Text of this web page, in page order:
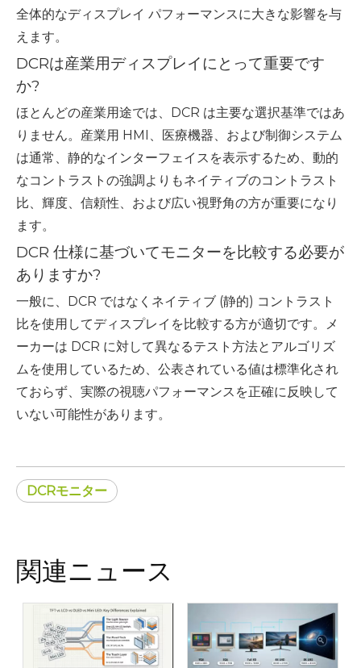
全体的なディスプレイ パフォーマンスに大きな影響を与
えます。
DCRは産業用ディスプレイにとって重要です
か?
ほとんどの産業用途では、DCR は主要な選択基準ではあ
りません。産業用 HMI、医療機器、および制御システム
は通常、静的なインターフェイスを表示するため、動的
なコントラストの強調よりもネイティブのコントラスト
比、輝度、信頼性、および広い視野角の方が重要になり
ます。
DCR 仕様に基づいてモニターを比較する必要が
ありますか?
一般に、DCR ではなくネイティブ (静的) コントラスト
比を使用してディスプレイを比較する方が適切です。メ
ーカーは DCR に対して異なるテスト方法とアルゴリズ
ムを使用しているため、公表されている値は標準化され
ておらず、実際の視聴パフォーマンスを正確に反映して
いない可能性があります。
DCRモニター
関連ニュース